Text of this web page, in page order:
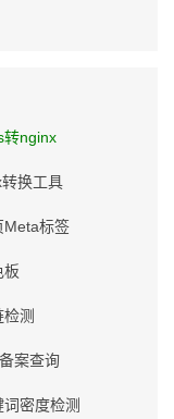
转nginx
换工具
Meta标签
板
测
案查询
词密度检测